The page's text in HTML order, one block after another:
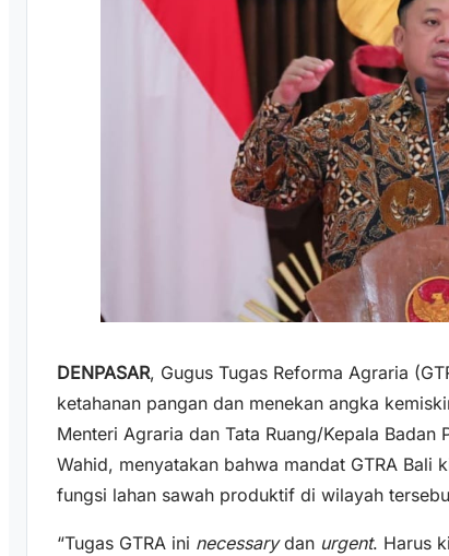
DENPASAR, Gugus Tugas Reforma Agraria
ketahanan pangan dan menekan angka
Menteri Agraria dan Tata Ruang/Kepala Badan
Wahid, menyatakan bahwa mandat GTRA
fungsi lahan sawah produktif di wilayah
“Tugas GTRA ini necessarydan urgent. Harus